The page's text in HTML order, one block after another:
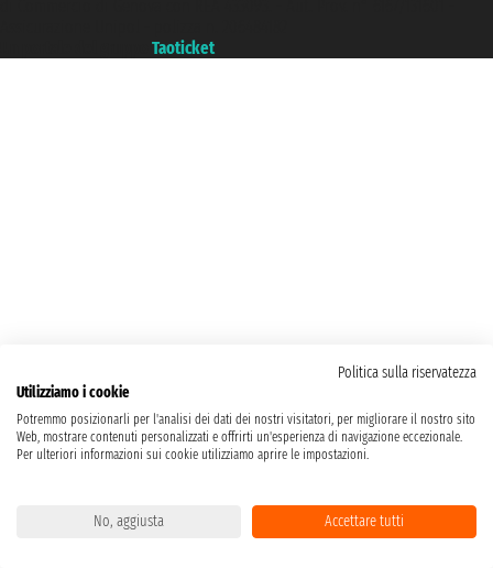
Taoticket
Politica sulla riservatezza
Utilizziamo i cookie
Potremmo posizionarli per l'analisi dei dati dei nostri visitatori, per migliorare il nostro sito
Web, mostrare contenuti personalizzati e offrirti un'esperienza di navigazione eccezionale.
Per ulteriori informazioni sui cookie utilizziamo aprire le impostazioni.
No, aggiusta Accettare tutti